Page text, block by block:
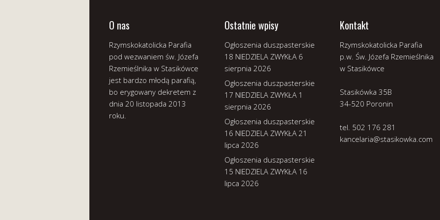
O nas
Rzymskokatolicka Parafia
pod wezwaniem św. Józefa
Rzemieślnika w Stasikówce
jest bardzo młodą parafią,
bo erygowany dekretem z
dnia 20 listopada 2013
roku.
Ostatnie wpisy
Ogłoszenia duszpasterskie
18 NIEDZIELA ZWYKŁA 6
sierpnia 2026
Ogłoszenia duszpasterskie
17 NIEDZIELA ZWYKŁA 1
sierpnia 2026
Ogłoszenia duszpasterskie
16 NIEDZIELA ZWYKŁA 21
lipca 2026
Ogłoszenia duszpasterskie
15 NIEDZIELA ZWYKŁA 16
lipca 2026
Kontakt
Rzymskokatolicka Parafia
p.w. Św. Józefa Rzemieślnika
w Stasikówce
Stasikówka 35B
34-520 Poronin
tel. 502 176 281
kancelaria@stasikowka.com